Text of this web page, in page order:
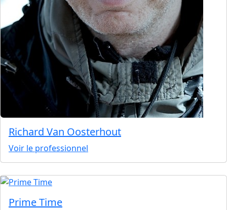
Richard Van Oosterhout
Voir le professionnel
Prime Time